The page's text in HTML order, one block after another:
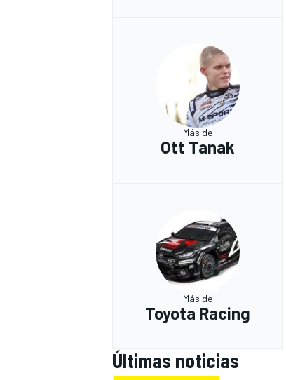
Más de
Ott Tanak
Más de
Toyota Racing
Últimas noticias